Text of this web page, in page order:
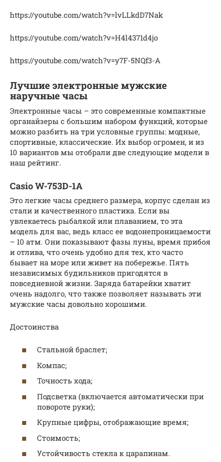
https://youtube.com/watch?v=lvLLkdD7Nak
https://youtube.com/watch?v=H4l4371d4jo
https://youtube.com/watch?v=y7F-5NQf3-A
Лучшие электронные мужские
наручные часы
Электронные часы – это современные компактные
органайзеры с большим набором функций, которые
можно разбить на три условные группы: модные,
спортивные, классические. Их выбор огромен, и из
10 вариантов мы отобрали две следующие модели в
наш рейтинг.
Casio W-753D-1A
Это легкие часы среднего размера, корпус сделан из
стали и качественного пластика. Если вы
увлекаетесь рыбалкой или плаванием, то эта
модель для вас, ведь класс ее водонепроницаемости
– 10 атм. Они показывают фазы луны, время прибоя
и отлива, что очень удобно для тех, кто часто
бывает на море или живет на побережье. Пять
независимых будильников пригодятся в
повседневной жизни. Заряда батарейки хватит
очень надолго, что также позволяет называть эти
мужские часы довольно хорошими.
Достоинства
Стальной браслет;
Компас;
Точность хода;
Подсветка (включается автоматически при
повороте руки);
Крупные цифры, отображающие время;
Стоимость;
Устойчивость стекла к царапинам.